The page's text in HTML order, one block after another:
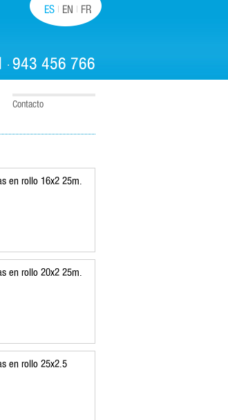
ES EN FR
· 943 456 766
Contacto
en rollo 16x2 25m.
en rollo 20x2 25m.
en rollo 25x2.5